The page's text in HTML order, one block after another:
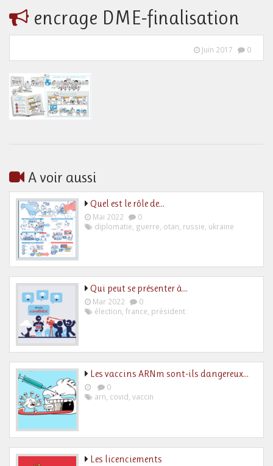
encrage DME-finalisation
Juin 2017 0
A voir aussi
Quel est le rôle de…
Mai 2022
0
diplomatie guerre otan russie ukraine
Qui peut se présenter à…
Mar 2022
0
élection, france, président
Les vaccins ARNm sont-ils dangereux…
0
arn, covid, vaccin
Les licenciements